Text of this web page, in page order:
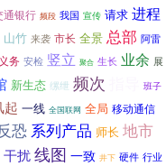
通银行 频段 我国 宣传 请求 进程
山竹 来袭 市长 全景 总部 阿雷
义务 安检 竖立 聚合 生长 业余 展
新生态 缧绁 频次 班子
起 一线 全国联网 全局 移动通信
恐 系列产品 师长 地市
干扰线图 一致 井下 硬件 行业